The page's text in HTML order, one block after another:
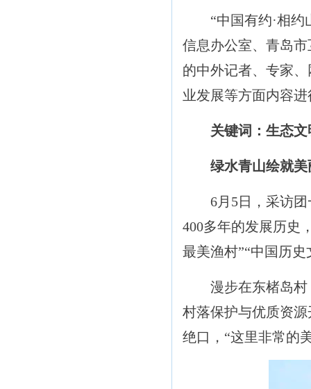
“中国有约·相约山
信息办公室、青岛
的中外记者、专家
业发展等方面内容
关键词：生态文
绿水青山绘就
6月5日，采访团一
400多年的发展历史
最美渔村”“中国历
漫步在东楮岛村，
村落保护与优质资
绝口，“这里非常的